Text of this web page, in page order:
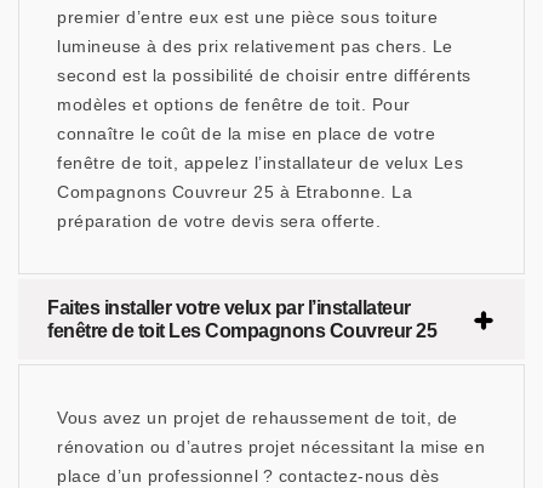
premier d’entre eux est une pièce sous toiture
lumineuse à des prix relativement pas chers. Le
second est la possibilité de choisir entre différents
modèles et options de fenêtre de toit. Pour
connaître le coût de la mise en place de votre
fenêtre de toit, appelez l’installateur de velux Les
Compagnons Couvreur 25 à Etrabonne. La
préparation de votre devis sera offerte.
Faites installer votre velux par l’installateur
fenêtre de toit Les Compagnons Couvreur 25
Vous avez un projet de rehaussement de toit, de
rénovation ou d’autres projet nécessitant la mise en
place d’un professionnel ? contactez-nous dès